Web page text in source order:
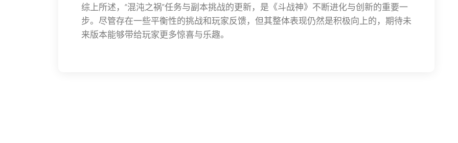
综上所述，“混沌之祸”任务与副本挑战的更新，是《斗战神》不断进化与创新的重要一
步。尽管存在一些平衡性的挑战和玩家反馈，但其整体表现仍然是积极向上的，期待未
来版本能够带给玩家更多惊喜与乐趣。